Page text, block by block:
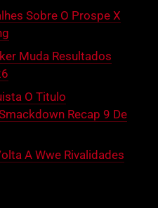
Sobre O Prospe X
Muda Resultados
O Titulo
Recap 9 De
A Wwe Rivalidades